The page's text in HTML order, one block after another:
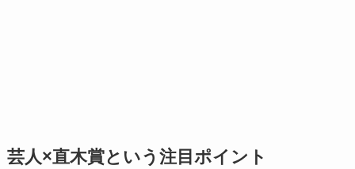
芸人×直木賞という注目ポイント